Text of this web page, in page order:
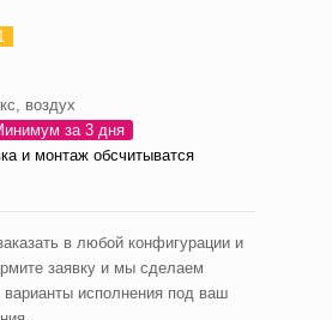
воздух
за 3 дня
и монтаж обсчитыватся
в любой конфигурации и
заявку и мы сделаем
варианты исполнения под ваш